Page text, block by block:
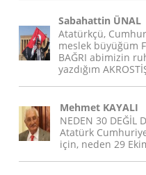
Sabahattin ÜNAL
Atatürkçü,
meslek büyüğüm
BAĞRI abimizin
yazdığım
Mehmet KAYALI
NEDEN 30 DEĞİL
Atatürk
için, neden 29